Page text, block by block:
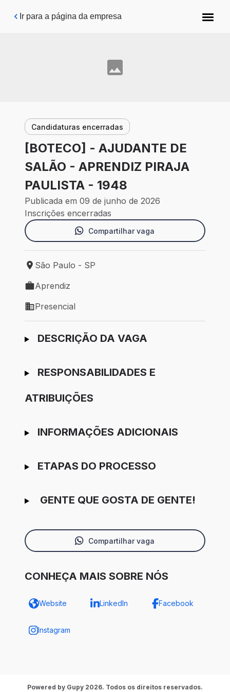
Pular para o conteúdo principal
Ir para a página da empresa
Candidaturas encerradas
[BOTECO] - AJUDANTE DE
SALÃO - APRENDIZ PIRAJA
PAULISTA - 1948
Publicada em 09 de junho de 2026
Inscrições encerradas
Compartilhar vaga
Local de trabalho: São Paulo - SP
São Paulo - SP
Tipo de vaga: Aprendiz
Aprendiz
Modelo de trabalho: Presencial
Presencial
Ir para candidatura
DESCRIÇÃO DA VAGA
RESPONSABILIDADES E
ATRIBUIÇÕES
INFORMAÇÕES ADICIONAIS
ETAPAS DO PROCESSO
GENTE QUE GOSTA DE GENTE!
Compartilhar vaga
CONHEÇA MAIS SOBRE NÓS
Website LinkedIn Facebook
Instagram
Powered by Gupy 2026. Todos os direitos reservados.